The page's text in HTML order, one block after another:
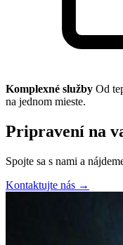
Komplexné služby Od
na jednom mieste.
Pripravení na
Spojte sa s nami a
Kontaktujte nás →